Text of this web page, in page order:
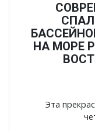
НА МОРЕ
Эта